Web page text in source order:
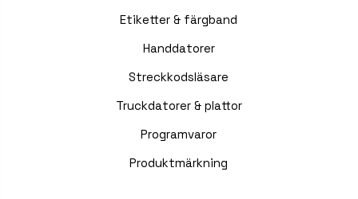
Etiketter & färgband
Handdatorer
Streckkodsläsare
Truckdatorer & plattor
Programvaror
Produktmärkning